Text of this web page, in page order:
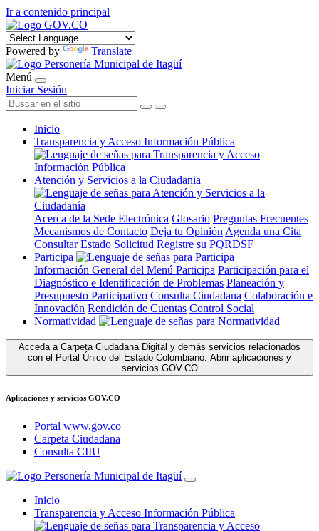
Ir a contenido principal
Powered by Translate
Menú
Iniciar Sesión
Inicio
Transparencia y Acceso Información Pública
Atención y Servicios a la Ciudadania
Acerca de la Sede Electrónica Glosario Preguntas Frecuentes
Mecanismos de Contacto Deja tu Opinión Agenda una Cita
Consultar Estado Solicitud Registre su PQRDSF
Participa
Información General del Menú Participa Participación para el
Diagnóstico e Identificación de Problemas Planeación y
Presupuesto Participativo Consulta Ciudadana Colaboración e
Innovación Rendición de Cuentas Control Social
Normatividad
Acceda a Carpeta Ciudadana Digital y demás servicios relacionados
con el Portal Único del Estado Colombiano. Abrir aplicaciones y
servicios GOV.CO
Aplicaciones y servicios GOV.CO
Portal www.gov.co
Carpeta Ciudadana
Consulta CIIU
Inicio
Transparencia y Acceso Información Pública